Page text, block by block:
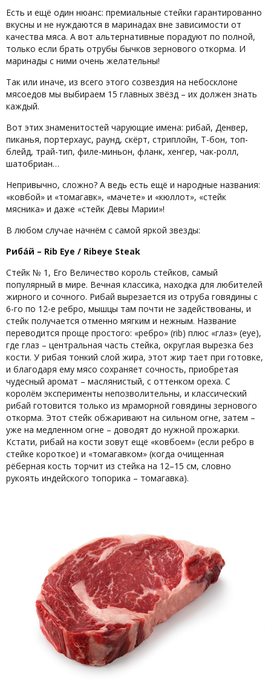
Есть и ещё один нюанс: премиальные стейки гарантированно
вкусны и не нуждаются в маринадах вне зависимости от
качества мяса. А вот альтернативные порадуют по полной,
только если брать отрубы бычков зернового откорма. И
маринады с ними очень желательны!
Так или иначе, из всего этого созвездия на небосклоне
мясоедов мы выбираем 15 главных звёзд – их должен знать
каждый.
Вот этих знаменитостей чарующие имена: рибай, Денвер,
пиканья, портерхаус, раунд, скёрт, стриплойн, Т-бон, топ-
блейд, трай-тип, филе-миньон, фланк, хенгер, чак-ролл,
шатобриан…
Непривычно, сложно? А ведь есть ещё и народные названия:
«ковбой» и «томагавк», «мачете» и «кюллот», «стейк
мясника» и даже «стейк Девы Марии»!
В любом случае начнём с самой яркой звезды:
Рибáй – Rib Eye / Ribeye Steak
Стейк № 1, Его Величество король стейков, самый
популярный в мире. Вечная классика, находка для любителей
жирного и сочного. Рибай вырезается из отруба говядины с
6-го по 12-е ребро, мышцы там почти не задействованы, и
стейк получается отменно мягким и нежным. Название
переводится проще простого: «ребро» (rib) плюс «глаз» (eye),
где глаз – центральная часть стейка, округлая вырезка без
кости. У рибая тонкий слой жира, этот жир тает при готовке,
и благодаря ему мясо сохраняет сочность, приобретая
чудесный аромат – маслянистый, с оттенком ореха. С
королём эксперименты непозволительны, и классический
рибай готовится только из мраморной говядины зернового
откорма. Этот стейк обжаривают на сильном огне, затем –
уже на медленном огне – доводят до нужной прожарки.
Кстати, рибай на кости зовут ещё «ковбоем» (если ребро в
стейке короткое) и «томагавком» (когда очищенная
рёберная кость торчит из стейка на 12–15 см, словно
рукоять индейского топорика – томагавка).